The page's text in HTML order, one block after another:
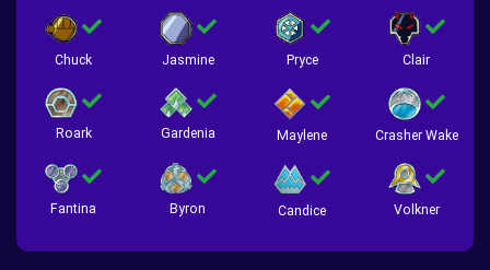
Chuck Jasmine Pryce Clair
Roark Gardenia Maylene Crasher Wake
Fantina Byron Candice Volkner